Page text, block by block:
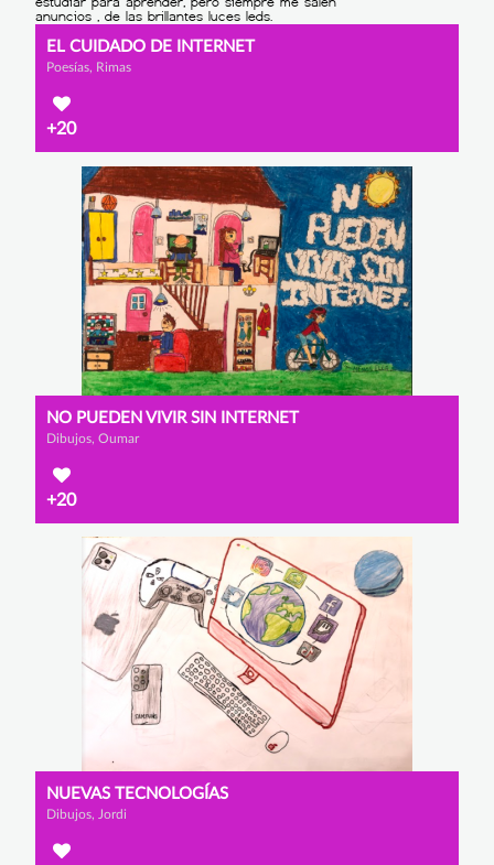
EL CUIDADO DE INTERNET
Poesías, Rimas
+20
NO PUEDEN VIVIR SIN INTERNET
Dibujos, Oumar
+20
NUEVAS TECNOLOGÍAS
Dibujos, Jordi